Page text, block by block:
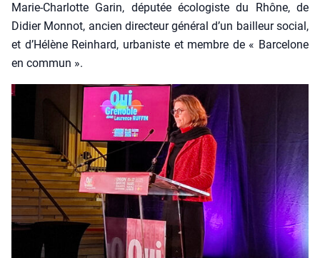
Marie-Char­lotte Garin, dépu­tée éco­lo­giste du Rhône, de
Didier Mon­not, ancien direc­teur géné­ral d’un bailleur social,
et d’Hé­lène Rein­hard, urba­niste et membre de « Bar­ce­lone
en com­mun ».